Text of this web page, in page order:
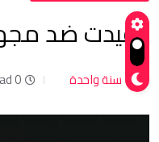
وقيدت ضد
سنة واحدة 0 min read